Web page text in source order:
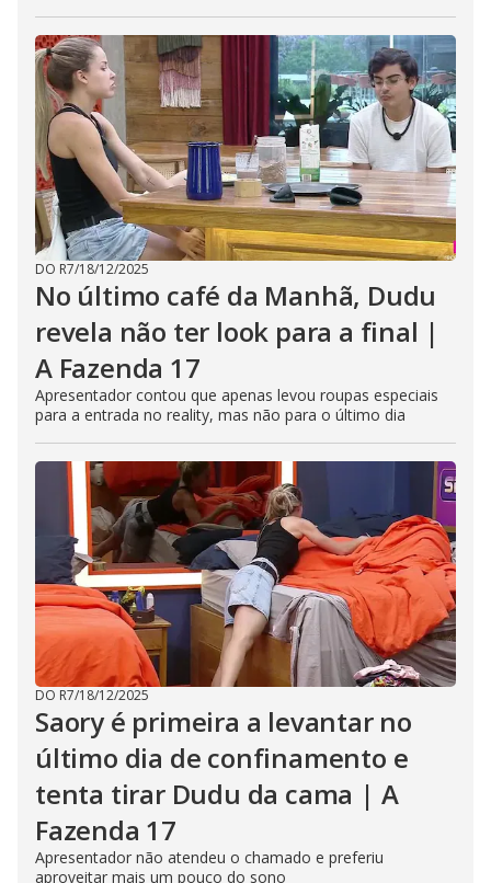
DO R7/18/12/2025
No último café da Manhã, Dudu
revela não ter look para a final |
A Fazenda 17
Apresentador contou que apenas levou roupas especiais
para a entrada no reality, mas não para o último dia
DO R7/18/12/2025
Saory é primeira a levantar no
último dia de confinamento e
tenta tirar Dudu da cama | A
Fazenda 17
Apresentador não atendeu o chamado e preferiu
aproveitar mais um pouco do sono